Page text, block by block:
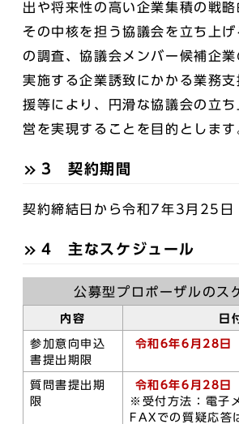
出や将来性の高い企業集積の戦略
その中核を担う協議会を立ち上
の調査、協議会メンバー候補企
実施する企業誘致にかかる業務
援等により、円滑な協議会の立
営を実現することを目的とします
3 契約期間
契約締結日から令和7年3月25日
4 主なスケジュール
公募型プロポーザルのス
内容 日
参加意向申込
書提出期限
令和6年6月28日
質問書提出期
限
令和6年6月28日
※受付方法：電子
FAXでの質疑応答